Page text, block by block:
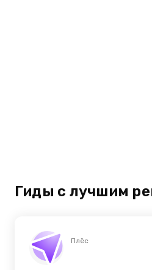
Гиды с лучшим
Плёс